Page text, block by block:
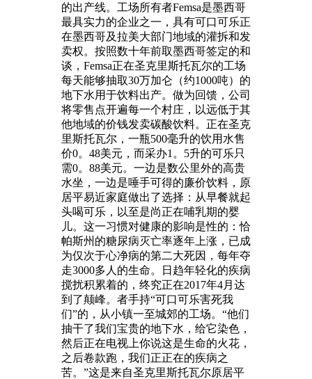
的出产线。工场所有者Femsa是墨西哥
最具实力的企业之一，具有可口可乐正
在墨西哥及拉美大部门地域的灌拆和发
卖权。按照数十年前取墨西哥签定的和
谈，Femsa正在圣克里斯托瓦尔的工场
每天能够抽取30万加仑（约1000吨）的
地下水用于饮料出产。做为回馈，公司
将零售点开遍每一个村庄，以远低于其
他地域的价钱发卖碳酸饮料。正在圣克
里斯托瓦尔，一瓶500毫升的饮用水售
价0。48美元，而采办1。5升的可乐只
需0。88美元。一边是数公里外的高贵
水坐，一边是唾手可得的廉价饮料，原
居平易近家庭做出了选择：从早餐就起
头喝可乐，以至是尚正在哺乳期的婴
儿。这一习惯对健康的影响是性的：恰
帕斯州的糖尿病灭亡率逐年上涨，已成
为仅次于心净病的第二大死因，每年夺
走3000多人的生命。日趋年轻化的疾病
搅扰积累着的，终究正在2017年4月达
到了颠峰。者手持“可口可乐害死我
们”的，从小镇一至城郊的工场。“他们
抽干了我们宝贵的地下水，给它染色，
然后正在电视上你说这是生命的火花，
之后卷款跑，我们正正在的疾病之
苦。”这是来自圣克里斯托瓦尔原居平